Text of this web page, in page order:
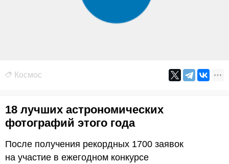
Космос
18 лучших астрономических
фотографий этого года
После получения рекордных 1700 заявок
на участие в ежегодном конкурсе